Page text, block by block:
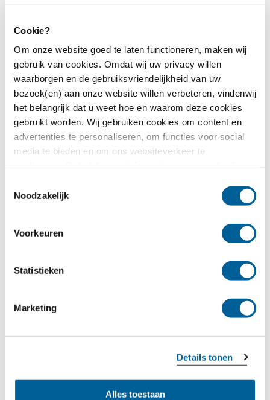
Cookie?
Om onze website goed te laten functioneren, maken wij
gebruik van cookies. Omdat wij uw privacy willen
waarborgen en de gebruiksvriendelijkheid van uw
bezoek(en) aan onze website willen verbeteren, vindenwij
het belangrijk dat u weet hoe en waarom deze cookies
gebruikt worden. Wij gebruiken cookies om content en
advertenties te personaliseren, om functies voor social
media te bieden en om ons websiteverkeer te
adverteren en analyse. Deze partners kunnen deze
gegevens combineren met andere informatie die u aan ze
heeft verstrekt of die ze hebben verzameld op basis van
uw gebruik van hun services.
Noodzakelijk
Voorkeuren
Statistieken
Marketing
Details tonen
Alles toestaan
vliegen of passagiers die terugvliegen naar de EU met
Voor Nederlandse passagiers houdt dit in dat we
adviseren bij directe vluchten met KLM of een andere
Europese vliegtuigmaatschappij terug te vliegen.
Uw vlucht van of naar JFK airport vertraagd?
Controleer of u recht heeft op een vergoeding.